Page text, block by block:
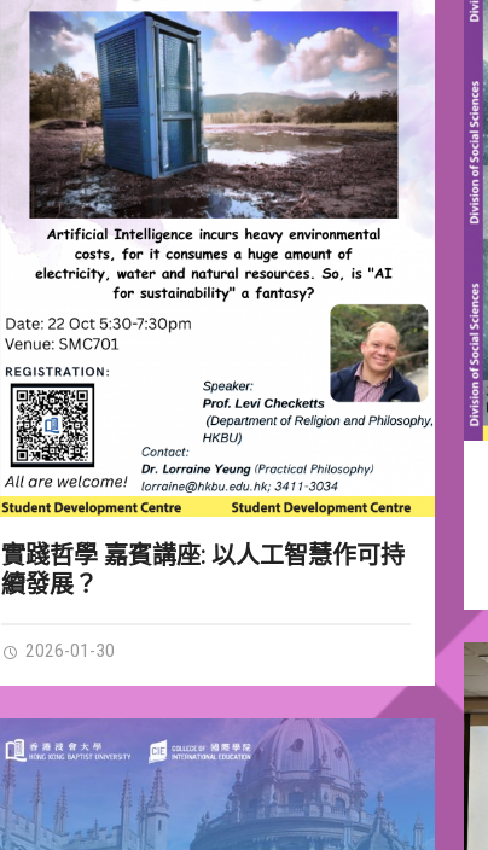
實踐哲學 嘉賓講座: 以人工智慧作可持
續發展？
2026-01-30